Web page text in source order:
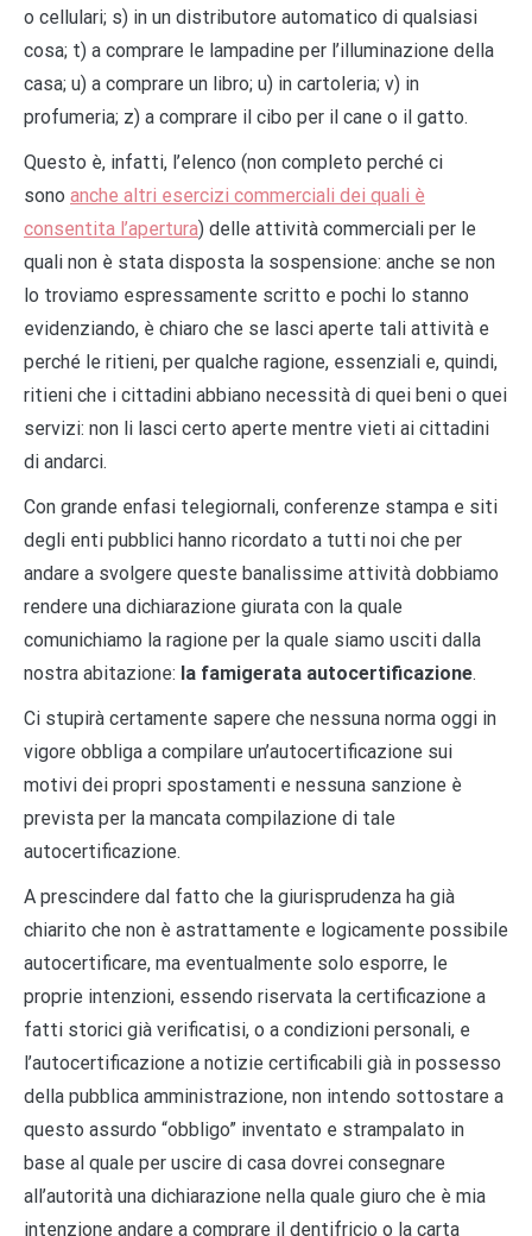
o cellulari; s) in un distributore automatico di qualsiasi
cosa; t) a comprare le lampadine per l’illuminazione della
casa; u) a comprare un libro; u) in cartoleria; v) in
profumeria; z) a comprare il cibo per il cane o il gatto.
Questo è, infatti, l’elenco (non completo perché ci
sono anche altri esercizi commerciali dei quali è
consentita l’apertura) delle attività commerciali per le
quali non è stata disposta la sospensione: anche se non
lo troviamo espressamente scritto e pochi lo stanno
evidenziando, è chiaro che se lasci aperte tali attività e
perché le ritieni, per qualche ragione, essenziali e, quindi,
ritieni che i cittadini abbiano necessità di quei beni o quei
servizi: non li lasci certo aperte mentre vieti ai cittadini
di andarci.
Con grande enfasi telegiornali, conferenze stampa e siti
degli enti pubblici hanno ricordato a tutti noi che per
andare a svolgere queste banalissime attività dobbiamo
rendere una dichiarazione giurata con la quale
comunichiamo la ragione per la quale siamo usciti dalla
nostra abitazione: la famigerata autocertificazione.
Ci stupirà certamente sapere che nessuna norma oggi in
vigore obbliga a compilare un’autocertificazione sui
motivi dei propri spostamenti e nessuna sanzione è
prevista per la mancata compilazione di tale
autocertificazione.
A prescindere dal fatto che la giurisprudenza ha già
chiarito che non è astrattamente e logicamente possibile
autocertificare, ma eventualmente solo esporre, le
proprie intenzioni, essendo riservata la certificazione a
fatti storici già verificatisi, o a condizioni personali, e
l’autocertificazione a notizie certificabili già in possesso
della pubblica amministrazione, non intendo sottostare a
questo assurdo “obbligo” inventato e strampalato in
base al quale per uscire di casa dovrei consegnare
all’autorità una dichiarazione nella quale giuro che è mia
intenzione andare a comprare il dentifricio o la carta